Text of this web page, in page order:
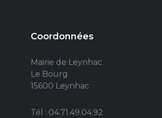
Coordonnées
Mairie de Leynhac
Le Bourg
15600 Leynhac
Tél : 04.71.49.04.92